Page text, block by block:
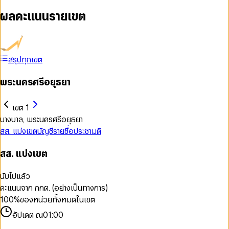
ผลคะแนนรายเขต
สรุปทุกเขต
พระนครศรีอยุธยา
เขต 1
บางบาล, พระนครศรีอยุธยา
สส. แบ่งเขตบัญชีรายชื่อประชามติ
สส. แบ่งเขต
นับไปแล้ว
คะแนนจาก กกต. (อย่างเป็นทางการ)
100%ของหน่วยทั้งหมดในเขต
อัปเดต ณ01:00